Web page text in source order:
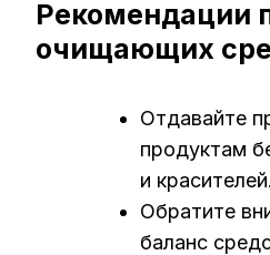
Рекомендации
очищающих
Отдавайте
продуктам
и красителей.
Обратите
баланс